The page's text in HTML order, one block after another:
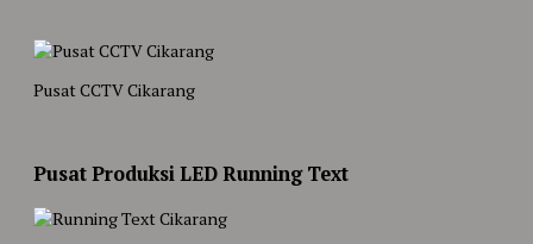
Pusat CCTV Cikarang
Pusat Produksi LED Running Text